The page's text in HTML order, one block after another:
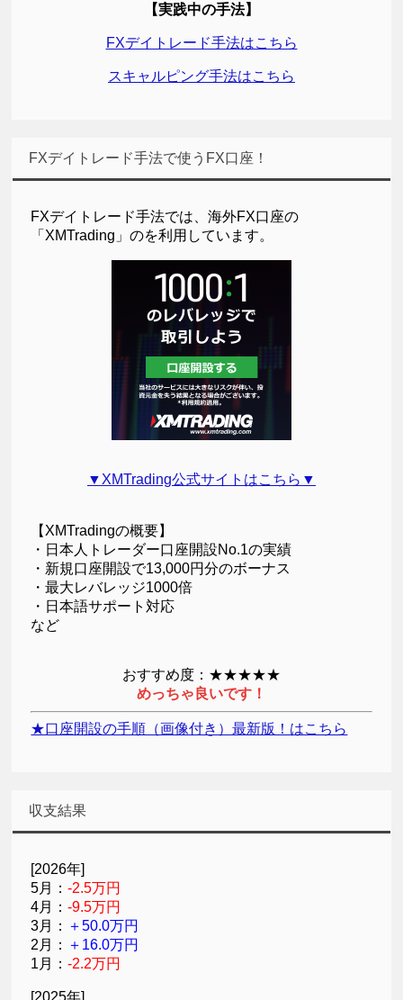
【実践中の手法】
FXデイトレード手法はこちら
スキャルピング手法はこちら
FXデイトレード手法で使うFX口座！
FXデイトレード手法では、海外FX口座の
「XMTrading」のを利用しています。
▼XMTrading公式サイトはこちら▼
【XMTradingの概要】
・日本人トレーダー口座開設No.1の実績
・新規口座開設で13,000円分のボーナス
・最大レバレッジ1000倍
・日本語サポート対応
など
おすすめ度：★★★★★
めっちゃ良いです！
★口座開設の手順（画像付き）最新版！はこちら
収支結果
[2026年]
5月：-2.5万円
4月：-9.5万円
3月： ＋50.0万円
2月： ＋16.0万円
1月：-2.2万円
[2025年]